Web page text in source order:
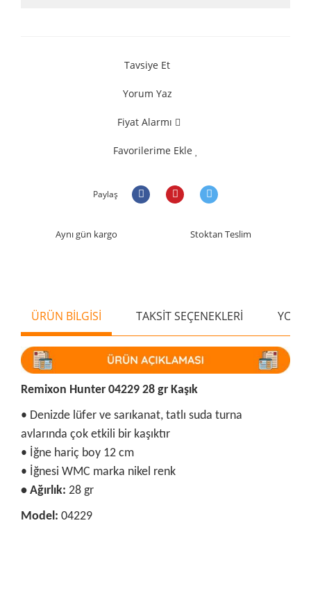
Tavsiye Et
Yorum Yaz
Fiyat Alarmı
Favorilerime Ekle
Paylaş
Aynı gün kargo Stoktan Teslim
ÜRÜN BİLGİSİ TAKSİT SEÇENEKLERİ
Remixon Hunter 04229 28 gr Kaşık
• Denizde lüfer ve sarıkanat, tatlı suda turna
avlarında çok etkili bir kaşıktır
• İğne hariç boy 12 cm
• İğnesi WMC marka nikel renk
• Ağırlık: 28 gr
Model: 04229